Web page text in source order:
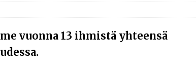
energiayhtiö ostaa Carunan
vahvistaa teollisuusliiketoimintaansa yrityskaupalla
vuonna 13 ihmistä yhteensä